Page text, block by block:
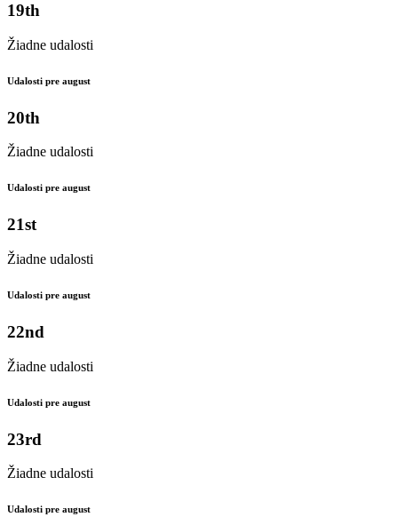
19th
Žiadne udalosti
Udalosti pre august
20th
Žiadne udalosti
Udalosti pre august
21st
Žiadne udalosti
Udalosti pre august
22nd
Žiadne udalosti
Udalosti pre august
23rd
Žiadne udalosti
Udalosti pre august